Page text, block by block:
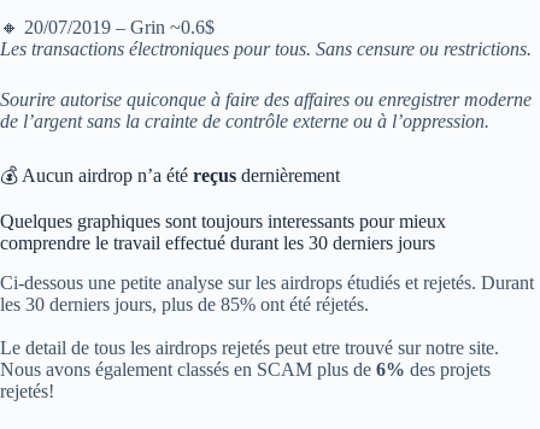
🔸 20/07/2019 – Grin ~0.6$
Les transactions électroniques pour tous. Sans censure ou restrictions.
Sourire autorise quiconque à faire des affaires ou enregistrer moderne
de l’argent sans la crainte de contrôle externe ou à l’oppression.
💰 Aucun airdrop n’a été reçus dernièrement
Quelques graphiques sont toujours interessants pour mieux
comprendre le travail effectué durant les 30 derniers jours
Ci-dessous une petite analyse sur les airdrops étudiés et rejetés. Durant
les 30 derniers jours, plus de 85% ont été réjetés.
Le detail de tous les airdrops rejetés peut etre trouvé sur notre site.
Nous avons également classés en SCAM plus de 6% des projets
rejetés!